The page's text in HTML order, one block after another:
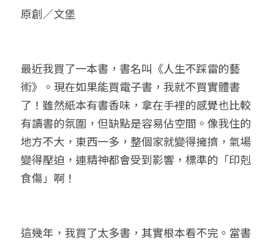
臉書生活
線上直播
八字中階班
五人實戰班
五行計算初階班
五行計算高階班
團隊訓練營
科學八字推理PDF
小兒命名
科學八字推理2
科學八字輕鬆學
輕鬆學會科學八字推理
批命預約
常見問題
FB粉絲頁
登錄/註冊
繁體中文
繁體中文
0938617837
support@p8zicourse.com
原創／文堡
最近我買了一本書，書名叫《人生不踩雷的藝
術》。現在如果能買電子書，我就不買實體書
了！雖然紙本有書香味，拿在手裡的感覺也比較
有讀書的氛圍，但缺點是容易佔空間。像我住的
地方不大，東西一多，整個家就變得擁擠，氣場
變得壓迫，連精神都會受到影響，標準的「印剋
食傷」啊！
這幾年，我買了太多書，其實根本看不完。當書